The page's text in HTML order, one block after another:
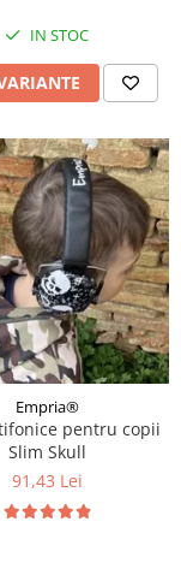
IN STOC
Empria®
pentru copii
Slim Skull
91,43 Lei